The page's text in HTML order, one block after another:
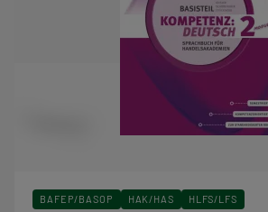
BAFEP/BASOP HAK/HAS HLFS/LFS